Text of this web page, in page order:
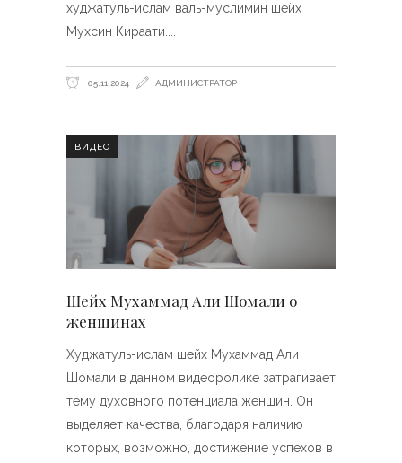
худжатуль-ислам валь-муслимин шейх
Мухсин Кираати.
05.11.2024 АДМИНИСТРАТОР
ВИДЕО
Шейх Мухаммад Али Шомали о
женщинах
Худжатуль-ислам шейх Мухаммад Али
Шомали в данном видеоролике затрагивает
тему духовного потенциала женщин. Он
выделяет качества, благодаря наличию
которых, возможно, достижение успехов в